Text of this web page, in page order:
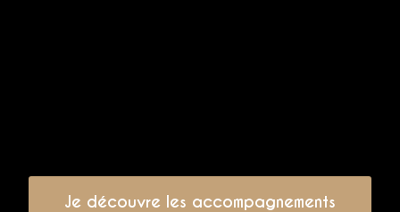
Je découvre les accompagnements